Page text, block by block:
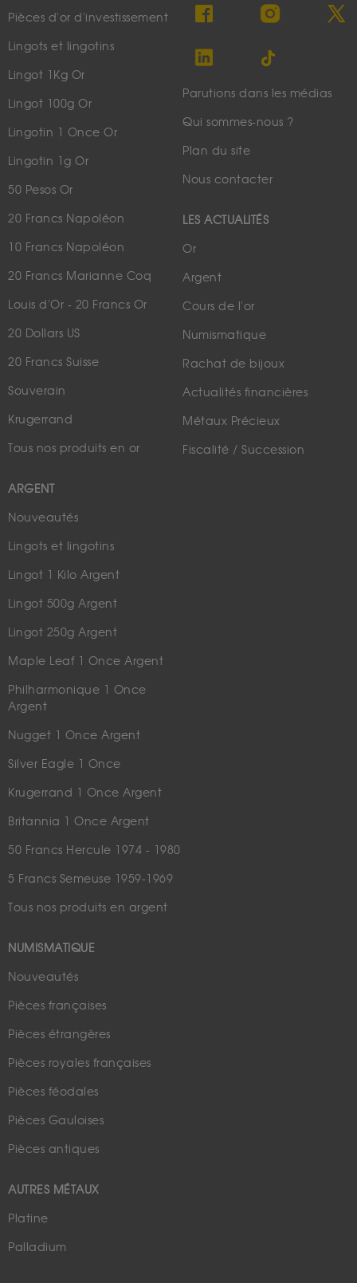
Pièces d'or d'investissement
Lingots et lingotins
Lingot 1Kg Or
Lingot 100g Or
Lingotin 1 Once Or
Lingotin 1g Or
50 Pesos Or
20 Francs Napoléon
10 Francs Napoléon
20 Francs Marianne Coq
Louis d'Or - 20 Francs Or
20 Dollars US
20 Francs Suisse
Souverain
Krugerrand
Tous nos produits en or
ARGENT
Nouveautés
Lingots et lingotins
Lingot 1 Kilo Argent
Lingot 500g Argent
Lingot 250g Argent
Maple Leaf 1 Once Argent
Philharmonique 1 Once
Argent
Nugget 1 Once Argent
Silver Eagle 1 Once
Krugerrand 1 Once Argent
Britannia 1 Once Argent
50 Francs Hercule 1974 - 1980
5 Francs Semeuse 1959-1969
Tous nos produits en argent
NUMISMATIQUE
Nouveautés
Pièces françaises
Pièces étrangères
Pièces royales françaises
Pièces féodales
Pièces Gauloises
Pièces antiques
AUTRES MÉTAUX
Platine
Palladium
Parutions dans les médias
Qui sommes-nous ?
Plan du site
Nous contacter
LES ACTUALITÉS
Or
Argent
Cours de l'or
Numismatique
Rachat de bijoux
Actualités financières
Métaux Précieux
Fiscalité / Succession